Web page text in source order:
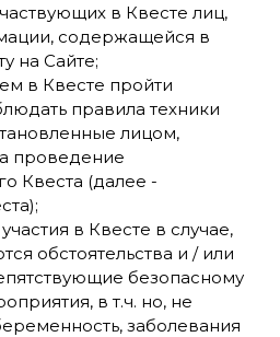
в Квесте лиц,
содержащейся в
на Сайте;
в Квесте пройти
правила техники
лицом,
проведение
Квеста (далее -
участия в Квесте в случае,
обстоятельства и / или
безопасному
в т.ч. но, не
заболевания